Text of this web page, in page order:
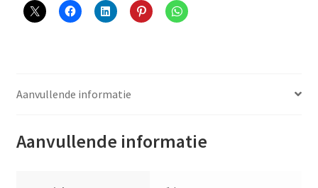
Aanvullende informatie
Aanvullende informatie